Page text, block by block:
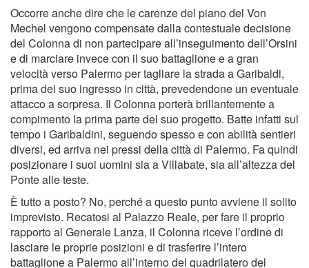
Occorre anche dire che le carenze del piano del Von
Mechel vengono compensate dalla contestuale decisione
del Colonna di non partecipare all’inseguimento dell’Orsini
e di marciare invece con il suo battaglione e a gran
velocità verso Palermo per tagliare la strada a Garibaldi,
prima del suo ingresso in città, prevedendone un eventuale
attacco a sorpresa. Il Colonna porterà brillantemente a
compimento la prima parte del suo progetto. Batte infatti sul
tempo i Garibaldini, seguendo spesso e con abilità sentieri
diversi, ed arriva nei pressi della città di Palermo. Fa quindi
posizionare i suoi uomini sia a Villabate, sia all’altezza del
Ponte alle teste.
È tutto a posto? No, perché a questo punto avviene il solito
imprevisto. Recatosi al Palazzo Reale, per fare il proprio
rapporto al Generale Lanza, il Colonna riceve l’ordine di
lasciare le proprie posizioni e di trasferire l’intero
battaglione a Palermo all’interno del quadrilatero del